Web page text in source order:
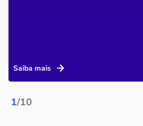
1/10
Saiba mais